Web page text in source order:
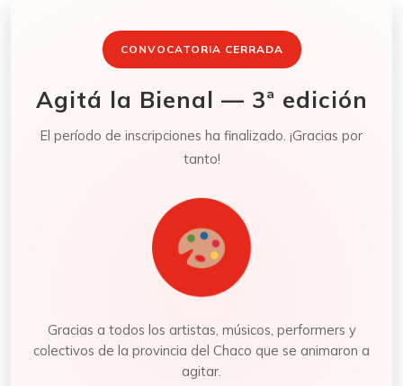
CONVOCATORIA CERRADA
Agitá la Bienal — 3ª edición
El período de inscripciones ha finalizado. ¡Gracias por
tanto!
Gracias a todos los artistas, músicos, performers y
colectivos de la provincia del Chaco que se animaron a
agitar.